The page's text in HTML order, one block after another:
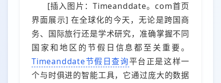
[插入图片：Timeanddate。com首页
界面展示] 在全球化的今天，无论是跨国商
务、国际旅行还是学术研究，准确掌握不同
国家和地区的节假日信息都至关重要。
Timeanddate节假日查询平台正是这样一
个与时俱进的智能工具，它通过庞大的数据